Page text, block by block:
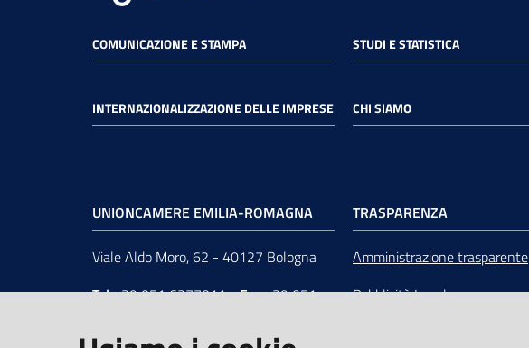
COMUNICAZIONE E STAMPA STUDI E STATISTICA
INTERNAZIONALIZZAZIONE DELLE IMPRESE CHI SIAMO
UNIONCAMERE EMILIA-ROMAGNA
Viale Aldo Moro, 62 - 40127 Bologna
Tel+39 051 6377011-Fax+39 051
TRASPARENZA
Amministrazione trasparente
Pubblicità Legale